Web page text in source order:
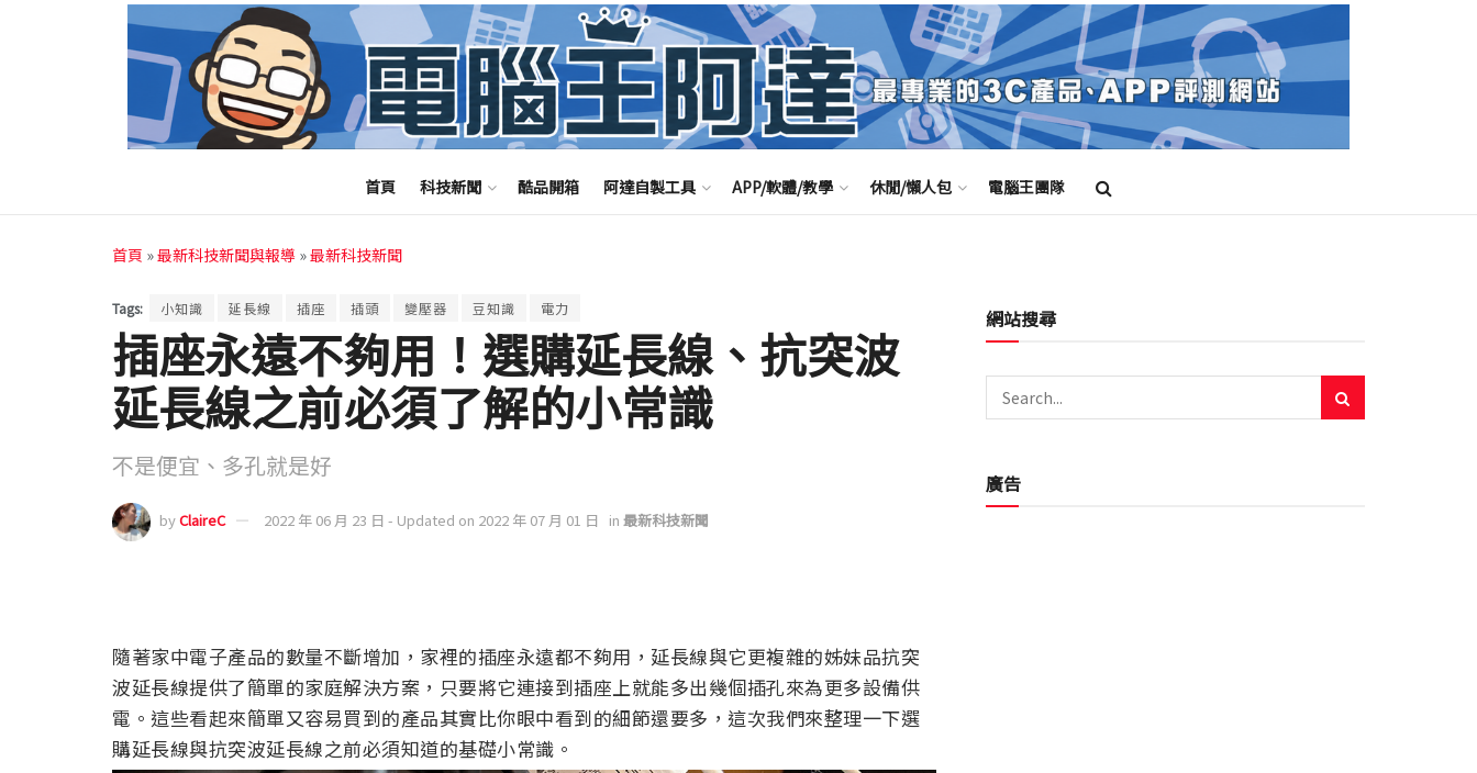
首頁 科技新聞 酷品開箱 阿達自製工具 APP/軟體/教學 休閒/懶人包 電腦王團隊
首頁 »最新科技新聞與報導 »最新科技新聞
Tags: 小知識 延長線 插座 插頭 變壓器 豆知識 電力
插座永遠不夠用！選購延長線、抗突波
延長線之前必須了解的小常識
不是便宜、多孔就是好
byClaireC 2022 年 06 月 23 日 - Updated on 2022 年 07 月 01 日 in 最新科技新聞
隨著家中電子產品的數量不斷增加，家裡的插座永遠都不夠用，延長線與它更複雜的姊妹品抗突
波延長線提供了簡單的家庭解決方案，只要將它連接到插座上就能多出幾個插孔來為更多設備供
電。這些看起來簡單又容易買到的產品其實比你眼中看到的細節還要多，這次我們來整理一下選
購延長線與抗突波延長線之前必須知道的基礎小常識。
網站搜尋
廣告